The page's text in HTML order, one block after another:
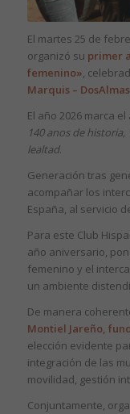
El martes 25 de
organizó su primer
femenino»,
Marquis – DosAlmas
El año 2026 marca
140 anos de
lealtad.
Generación tras
acompañar los
España, al servicio
Para este Club
año aniversario,
femenino y el
un ambiente
De manera
Montiel Jareño,
elección evidente
integración de las
movilidad, gestión
Conjuntamente,